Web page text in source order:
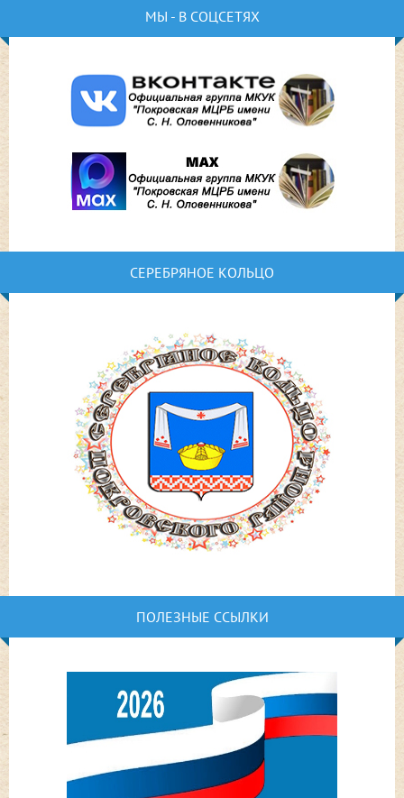
МЫ - В СОЦСЕТЯХ
СЕРЕБРЯНОЕ КОЛЬЦО
ПОЛЕЗНЫЕ ССЫЛКИ